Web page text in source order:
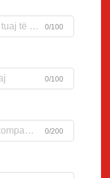
0/100
0/100
0/200